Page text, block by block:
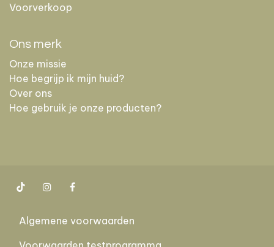
Voorverkoop
Ons merk
Onze missie
Hoe begrijp ik mijn huid?
Over ons
Hoe gebruik je onze producten?
Algemene voorwaarden